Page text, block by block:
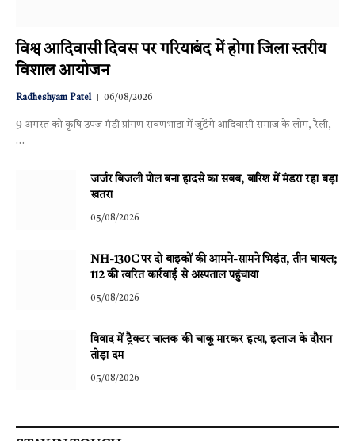
विश्व आदिवासी दिवस पर गरियाबंद में होगा जिला स्तरीय
विशाल आयोजन
Radheshyam Patel 06/08/2026
9 अगस्त को कृषि उपज मंडी प्रांगण रावणभाठा में जुटेंगे आदिवासी समाज के लोग, रैली,
…
जर्जर बिजली पोल बना हादसे का सबब, बारिश में मंडरा रहा बड़ा
खतरा
05/08/2026
NH-130C पर दो बाइकों की आमने-सामने भिड़ंत, तीन घायल;
112 की त्वरित कार्रवाई से अस्पताल पहुंचाया
05/08/2026
विवाद में ट्रैक्टर चालक की चाकू मारकर हत्या, इलाज के दौरान
तोड़ा दम
05/08/2026